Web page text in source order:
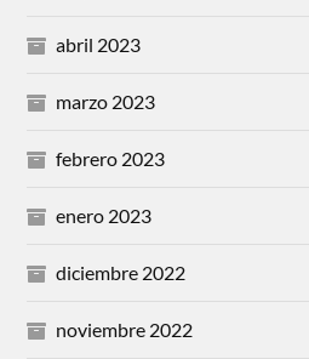
abril 2023
marzo 2023
febrero 2023
enero 2023
diciembre 2022
noviembre 2022